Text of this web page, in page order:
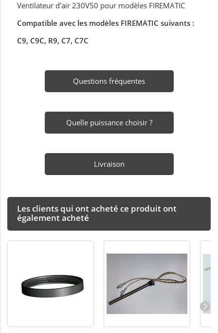
Ventilateur d'air 230V50 pour modèles FIREMATIC
Compatible avec les modèles FIREMATIC suivants :
C9, C9C, R9, C7, C7C
Questions fréquentes
Quelle puissance choisir ?
Livraison
Les clients qui ont acheté ce produit ont
également acheté